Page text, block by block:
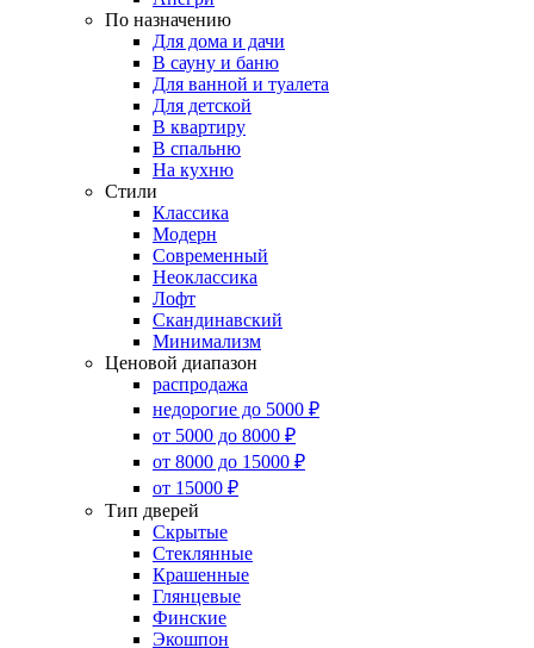
По назначению
Для дома и дачи
В сауну и баню
Для ванной и туалета
Для детской
В квартиру
В спальню
На кухню
Стили
Классика
Модерн
Современный
Неоклассика
Лофт
Скандинавский
Минимализм
Ценовой диапазон
распродажа
недорогие до 5000 ₽
от 5000 до 8000 ₽
от 8000 до 15000 ₽
от 15000 ₽
Тип дверей
Скрытые
Стеклянные
Крашенные
Глянцевые
Финские
Экошпон